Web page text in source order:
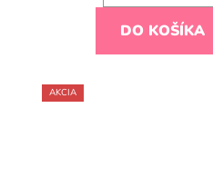
DO KOŠÍKA
AKCIA